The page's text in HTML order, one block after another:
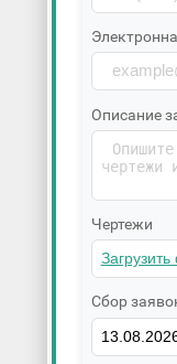
Описание
Чертежи
Сбор